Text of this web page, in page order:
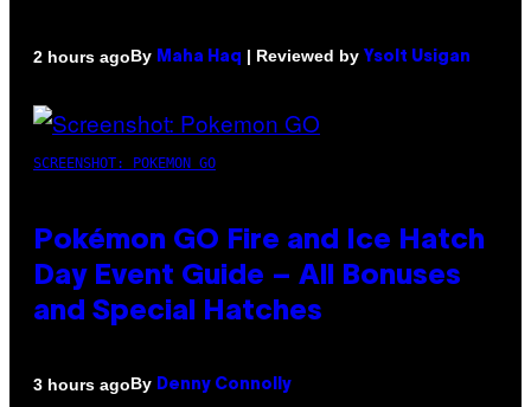
2 hours agoBy Maha Haq | Reviewed by Ysolt Usigan
SCREENSHOT: POKEMON GO
Pokémon GO Fire and Ice Hatch
Day Event Guide – All Bonuses
and Special Hatches
3 hours agoBy Denny Connolly